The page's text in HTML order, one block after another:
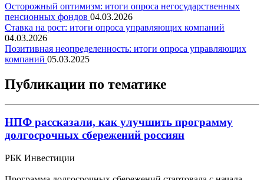
Осторожный оптимизм: итоги опроса негосударственных
пенсионных фондов 04.03.2026
Ставка на рост: итоги опроса управляющих компаний
04.03.2026
Позитивная неопределенность: итоги опроса управляющих
компаний 05.03.2025
Публикации по тематике
НПФ рассказали, как улучшить программу
долгосрочных сбережений россиян
РБК Инвестиции